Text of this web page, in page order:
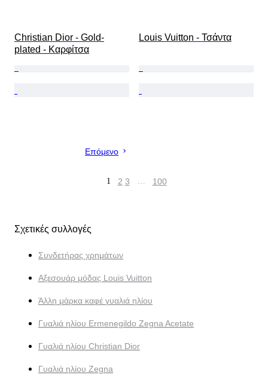
Christian Dior - Gold-
plated - Καρφίτσα
Louis Vuitton - Τσάντα
Επόμενο
1 2 3 … 100
Σχετικές συλλογές
Συνδετήρας χρημάτων
Αξεσουάρ μόδας Louis Vuitton
Άλλη μάρκα καφέ γυαλιά ηλίου
Γυαλιά ηλίου Ermenegildo Zegna Acetate
Γυαλιά ηλίου Christian Dior
Γυαλιά ηλίου Zegna